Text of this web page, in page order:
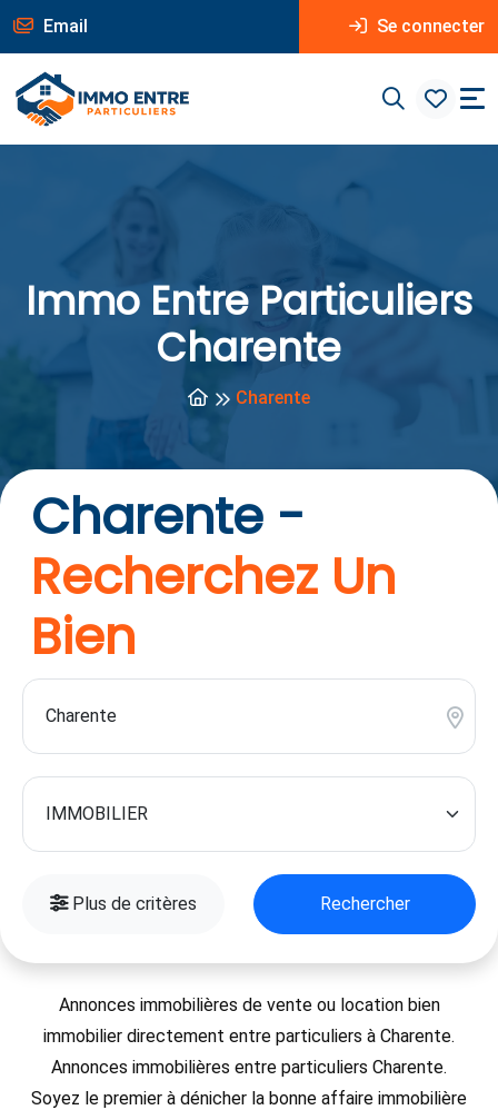
Email Se connecter
Immo Entre Particuliers
Charente
Charente
Charente -
Recherchez Un
Bien
Plus de critères Rechercher
Annonces immobilières de vente ou location bien
immobilier directement entre particuliers à Charente.
Annonces immobilières entre particuliers Charente.
Soyez le premier à dénicher la bonne affaire immobilière